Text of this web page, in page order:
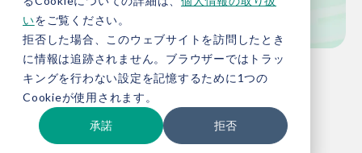
いをご覧ください。
拒否した場合、このウェブサイトを訪問したとき
に情報は追跡されません。ブラウザーではトラッ
キングを行わない設定を記憶するために1つの
Cookieが使用されます。
承諾 拒否
TOP お役立ち情報